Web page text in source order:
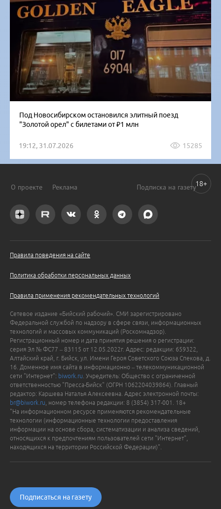
Под Новосибирском остановился элитный поезд
"Золотой орел" с билетами от ₽1 млн
19:12, 31.07.2026 15285
О проекте Реклама Подписка на газету
Правила поведения на сайте
Политика обработки персональных данных
Правила применения рекомендательных технологий
Сетевое издание «Бийский рабочий». СМИ зарегистрировано
Федеральной службой по надзору в сфере связи, информационных
технологий и массовых коммуникаций (Роскомнадзор).
Регистрационный номер и дата принятия решения о регистрации:
серия Эл № ФС77 – 83115 от 12.05.2022г. Адрес: редакции: 659322,
Алтайский край, г. Бийск, ул. Имени Героя Советского Союза Спекова, д.
16. Доменное имя сайта в информационно – телекоммуникационной
сети "Интернет": biwork.ru . Учредитель: Общество с ограниченной
ответственностью "Пресса-Бийск" (ОГРН 1062204039864). Главный
редактор: Каршева Наталья Алексеевна. Адрес электронной почты:
br@biwork.ru , номер телефона редакции: 8 (3854) 317-001. 18+
"На информационном ресурсе применяются рекомендательные
технологии (информационные технологии предоставления
информации на основе сбора, систематизации и анализа сведений,
относящихся к предпочтениям пользователей сети "Интернет",
находящихся на территории Российской Федерации)".
Подписаться на газету
18+